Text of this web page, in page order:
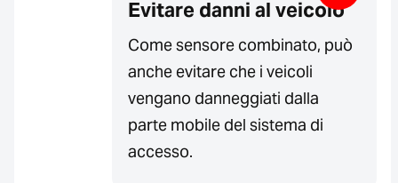
Evitare danni al veicolo
Come sensore combinato, può
anche evitare che i veicoli
vengano danneggiati dalla
parte mobile del sistema di
accesso.